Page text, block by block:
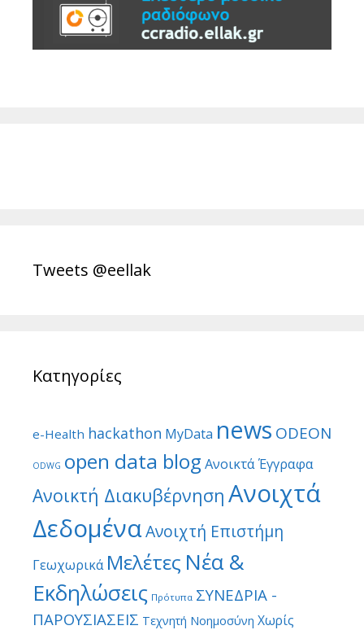
Tweets @eellak
Κατηγορίες
e-Health hackathon MyData news ODEON
ODWG open data blog Ανοικτά Έγγραφα
Ανοικτή Διακυβέρνηση Ανοιχτά
ΔεδομέναΑνοιχτή Επιστήμη
Γεωχωρικά Μελέτες Νέα &
Εκδηλώσεις Πρότυπα ΣΥΝΕΔΡΙΑ -
ΠΑΡΟΥΣΙΑΣΕΙΣ Τεχνητή Νοημοσύνη Χωρίς